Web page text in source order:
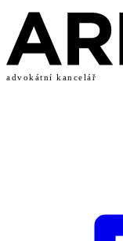
advokátní kancelář